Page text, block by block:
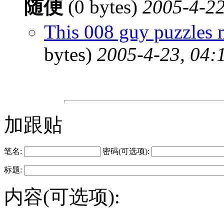
随便 (0 bytes) 2005-4-
This 008 guy puzzles
bytes) 2005-4-23,
加跟贴
笔名: 密码(可选项):
标题:
内容(可选项):